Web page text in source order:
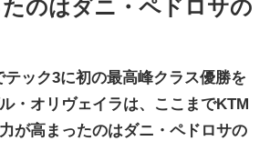
ク
のはダニ・ペドロサの
テック3に初の最高峰クラス優勝を
・オリヴェイラは、ここまでKTM
が高まったのはダニ・ペドロサの